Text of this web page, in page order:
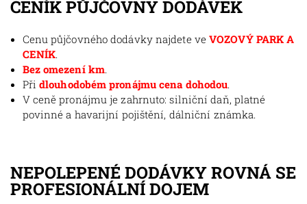
CENÍK PŮJČOVNY DODÁVEK
Cenu půjčovného dodávky najdete veVOZOVÝ PARK A
CENÍK.
Bez omezení km.
Při dlouhodobém pronájmu cena dohodou.
V ceně pronájmu je zahrnuto: silniční daň, platné
povinné a havarijní pojištění, dálniční známka.
NEPOLEPENÉ DODÁVKY ROVNÁ SE
PROFESIONÁLNÍ DOJEM